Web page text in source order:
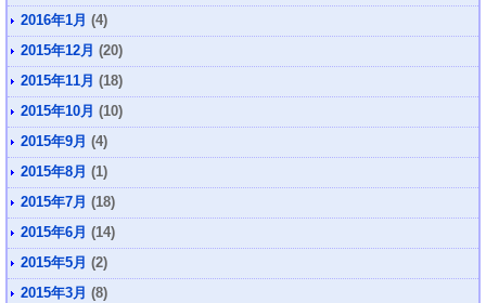
2016年1月 (4)
2015年12月 (20)
2015年11月 (18)
2015年10月 (10)
2015年9月 (4)
2015年8月 (1)
2015年7月 (18)
2015年6月 (14)
2015年5月 (2)
2015年3月 (8)